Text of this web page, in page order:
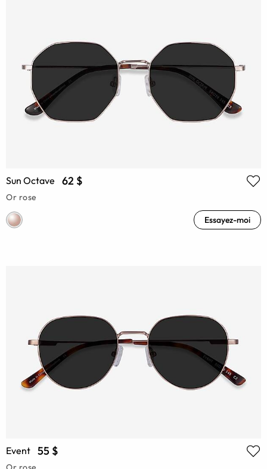
Sun Octave 62 $
Or rose
Essayez-moi
Event 55 $